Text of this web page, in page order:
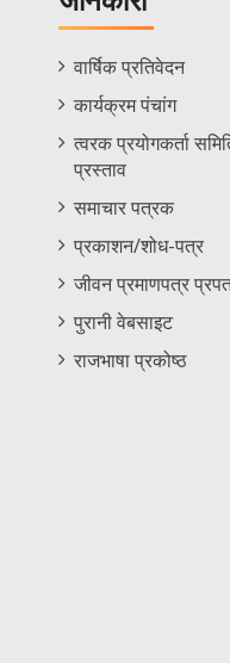
Informations
Menu
वार्षिक प्रतिवेदन
कार्यक्रम पंचांग
त्वरक प्रयोगकर्ता
प्रस्ताव
समाचार पत्रक
प्रकाशन/शोध-पत्र
जीवन प्रमाणपत्र
पुरानी वेबसाइट
राजभाषा प्रकोष्ठ